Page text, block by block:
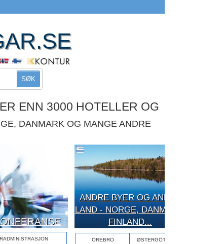
SØK
ENN 3000 HOTELLER OG
DANMARK OG MANGE ANDRE
ANDRE BYER OG ANDRE
LAND - NORGE, DANMARK,
FINLAND...
ÖREBRO ØSTERGÖTLAND